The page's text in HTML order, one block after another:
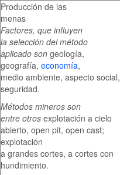
Producción de las
menas
Factores, que influyen
la selección del método
aplicado son geología,
geografía, economía,
medio ambiente, aspecto social,
seguridad.
Métodos mineros son
entre otros explotación a cielo
abierto, open pit, open cast;
explotación
a grandes cortes, a cortes con
hundimiento.